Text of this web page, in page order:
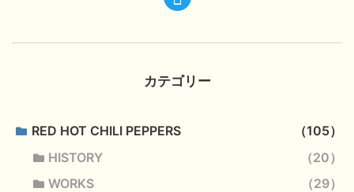
カテゴリー
RED HOT CHILI PEPPERS
105
HISTORY
20
WORKS
29